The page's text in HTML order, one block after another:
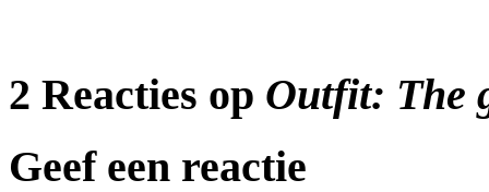
2 Reacties op Outfit: The
Geef een reactie